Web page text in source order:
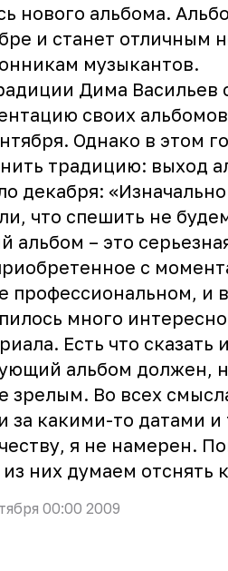
нового альбома.
и станет отличным
музыкантов.
Дима Васильев
своих
Однако в этом
традицию: выход
декабря:
что спешить не
альбом – это
с
профессиональном, и
много
Есть что сказать
альбом должен,
зрелым. Во всех
за какими-то датами
я не намерен.
них думаем отснять
00:00 2009